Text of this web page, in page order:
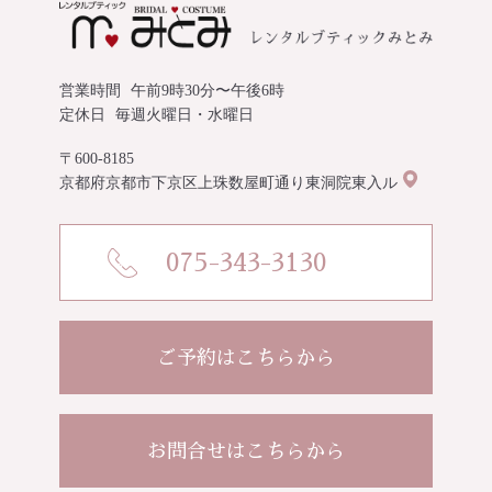
営業時間
午前9時30分〜午後6時
定休日
毎週火曜日・水曜日
〒600-8185
京都府京都市下京区上珠数屋町通り東洞院東入ル
075-343-3130
ご予約はこちらから
お問合せはこちらから